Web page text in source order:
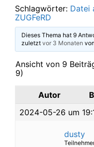
Schlagwörter: Datei
ZUGFeRD
Dieses Thema hat 9
zuletzt vor 3 Monaten von
Ansicht von 9
9)
Autor
2024-05-26 um
dusty